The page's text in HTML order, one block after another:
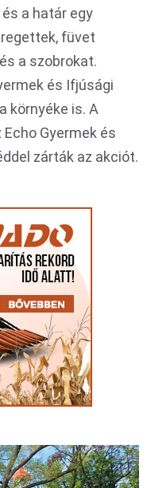
a határ egy
füvet
a szobrokat.
és Ifjúsági
környéke is. A
Gyermek és
zárták az akciót.